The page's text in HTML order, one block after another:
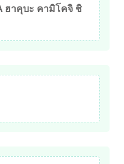
ฮาคุบะ คามิโคจิ ชิ